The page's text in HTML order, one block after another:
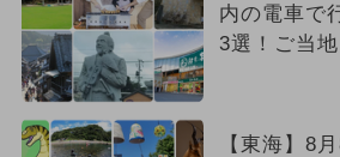
内の電車で
3選！ご当
【東海】8